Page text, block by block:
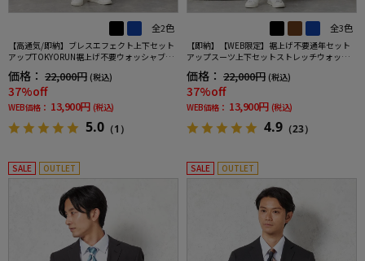
全2色
【高通気/即納】ブレスエフェクト上下セット
アップTOKYORUN裾上げ不要ウォッシャブル
ストレッチブレスエフェクト生地背抜き2ボタ
ンジャケットウエストシャーリングノータッ
クパンツ
価格： 22,000円 (税込)
37%off
WEB価格： 13,900円 (税込)
5.0 （1）
全3色
【即納】【WEB限定】裾上げ不要通年セット
アップスーツ上下セットストレッチウォッシ
ャブル【TOKYORUN】
価格： 22,000円 (税込)
37%off
WEB価格： 13,900円 (税込)
4.9 （23）
SALE OUTLET SALE OUTLET